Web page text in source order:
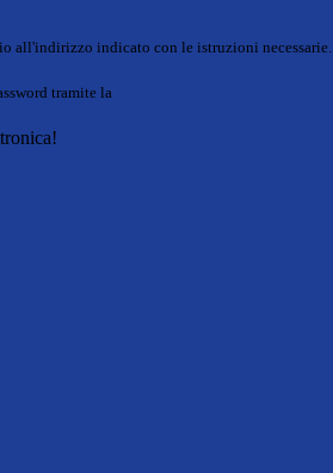
all'indirizzo indicato con le istruzioni necessarie.
tramite la